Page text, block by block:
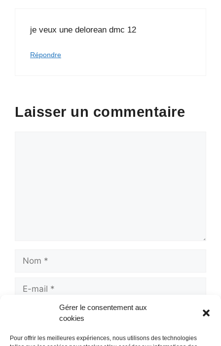
Gérer le consentement aux
cookies
Pour offrir les meilleures expériences, nous utilisons des technologies
je veux une delorean dmc 12
Répondre
Laisser un commentaire